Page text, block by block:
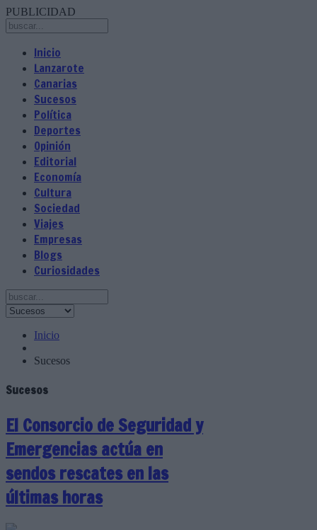
PUBLICIDAD
Inicio
Lanzarote
Canarias
Sucesos
Política
Deportes
Opinión
Editorial
Economía
Cultura
Sociedad
Viajes
Empresas
Blogs
Curiosidades
Inicio
Sucesos
Sucesos
El Consorcio de Seguridad y
Emergencias actúa en
sendos rescates en las
últimas horas